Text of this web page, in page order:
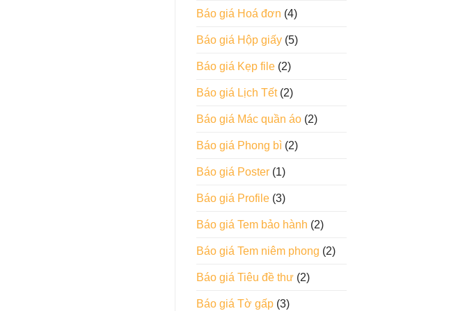
Báo giá Hoá đơn (4)
Báo giá Hộp giấy(5)
Báo giá Kẹp file(2)
Báo giá Lịch Tết(2)
Báo giá Mác quần áo(2)
Báo giá Phong bì(2)
Báo giá Poster(1)
Báo giá Profile(3)
Báo giá Tem bảo hành (2)
Báo giá Tem niêm phong (2)
Báo giá Tiêu đề thư(2)
Báo giá Tờ gấp(3)